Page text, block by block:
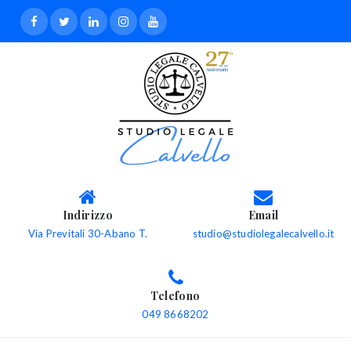
Indirizzo
Via Previtali 30-Abano T.
Email
studio@studiolegalecalvello.it
Telefono
049 8668202